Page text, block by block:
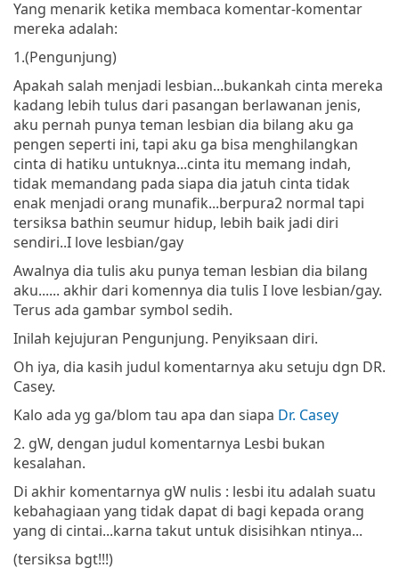
Yang menarik ketika membaca komentar-komentar
mereka adalah:
1.(Pengunjung)
Apakah salah menjadi lesbian...bukankah cinta mereka
kadang lebih tulus dari pasangan berlawanan jenis,
aku pernah punya teman lesbian dia bilang aku ga
pengen seperti ini, tapi aku ga bisa menghilangkan
cinta di hatiku untuknya...cinta itu memang indah,
tidak memandang pada siapa dia jatuh cinta tidak
enak menjadi orang munafik...berpura2 normal tapi
tersiksa bathin seumur hidup, lebih baik jadi diri
sendiri..I love lesbian/gay
Awalnya dia tulis aku punya teman lesbian dia bilang
aku...... akhir dari komennya dia tulis I love lesbian/gay.
Terus ada gambar symbol sedih.
Inilah kejujuran Pengunjung. Penyiksaan diri.
Oh iya, dia kasih judul komentarnya aku setuju dgn DR.
Casey.
Kalo ada yg ga/blom tau apa dan siapa Dr. Casey
2. gW, dengan judul komentarnya Lesbi bukan
kesalahan.
Di akhir komentarnya gW nulis : lesbi itu adalah suatu
kebahagiaan yang tidak dapat di bagi kepada orang
yang di cintai...karna takut untuk disisihkan ntinya...
(tersiksa bgt!!!)